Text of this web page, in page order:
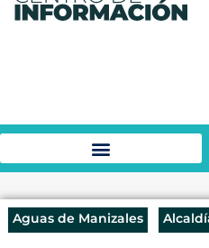
Aguas de Manizales